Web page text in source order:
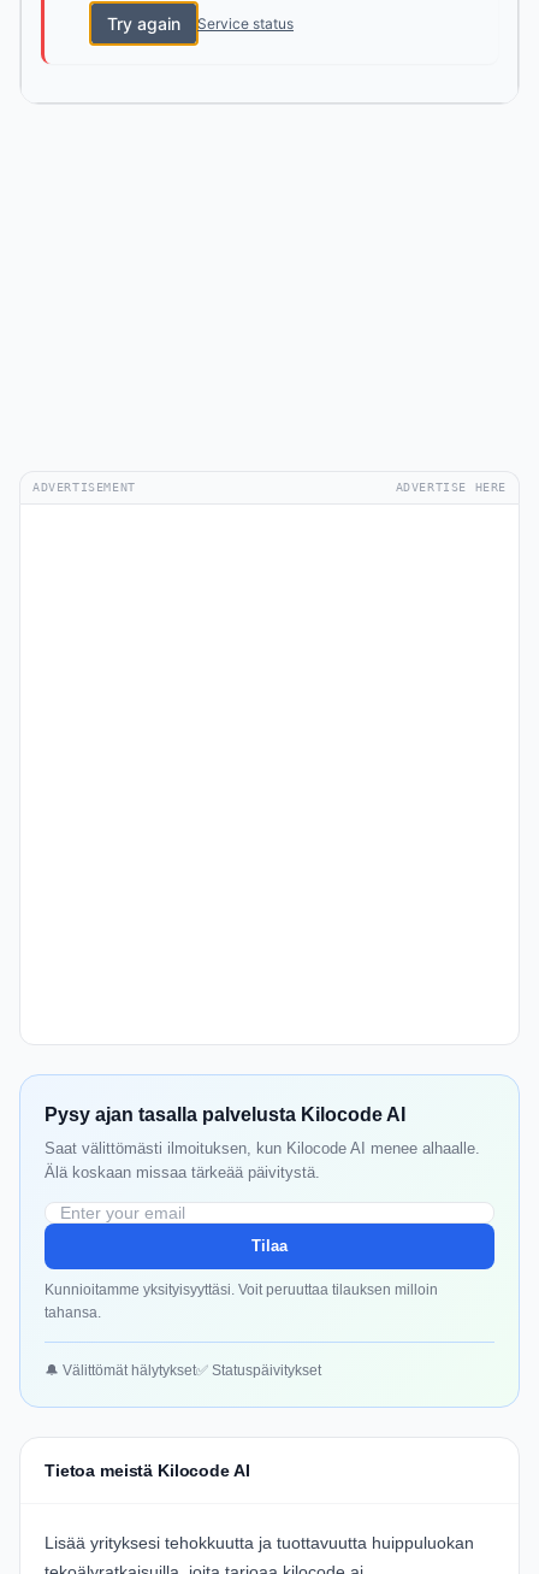
Try again Service status
ADVERTISEMENT ADVERTISE HERE
Pysy ajan tasalla palvelusta Kilocode AI
Saat välittömästi ilmoituksen, kun Kilocode AI menee alhaalle.
Älä koskaan missaa tärkeää päivitystä.
Tilaa
Kunnioitamme yksityisyyttäsi. Voit peruuttaa tilauksen milloin
tahansa.
🔔 Välittömät hälytykset✅ Statuspäivitykset
Tietoa meistä Kilocode AI
Lisää yrityksesi tehokkuutta ja tuottavuutta huippuluokan